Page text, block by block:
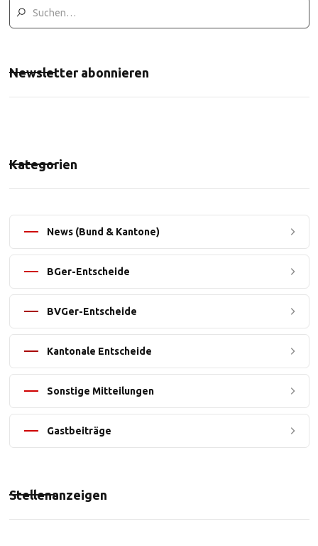
Newsletter abonnieren
Kategorien
News (Bund & Kantone)
BGer-Entscheide
BVGer-Entscheide
Kantonale Entscheide
Sonstige Mitteilungen
Gastbeiträge
Stellenanzeigen